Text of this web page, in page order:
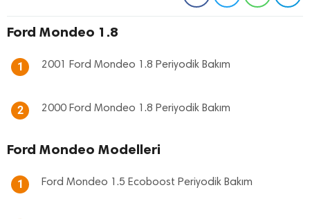
Ford Mondeo 1.8
1 2001 Ford Mondeo 1.8 Periyodik Bakım
2 2000 Ford Mondeo 1.8 Periyodik Bakım
Ford Mondeo Modelleri
1 Ford Mondeo 1.5 Ecoboost Periyodik Bakım